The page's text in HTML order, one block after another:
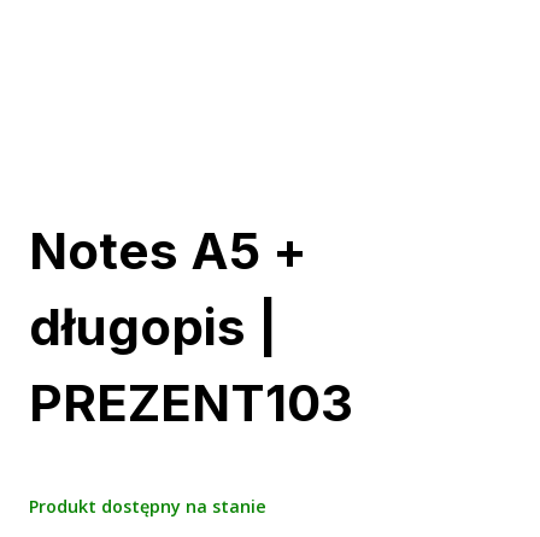
Notes A5 +
długopis |
PREZENT103
Produkt dostępny na stanie